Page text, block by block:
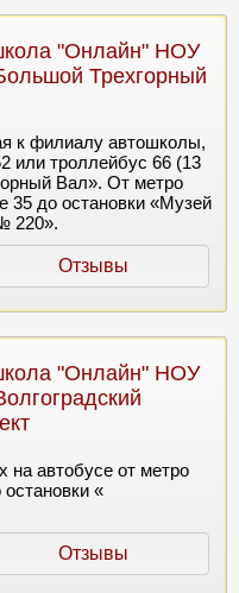
"Онлайн" НОУ
Трехгорный
к филиалу автошколы,
или троллейбус 66 (13
Вал». От метро
35 до остановки «Музей
220».
Отзывы
"Онлайн" НОУ
на автобусе от метро
«
Отзывы